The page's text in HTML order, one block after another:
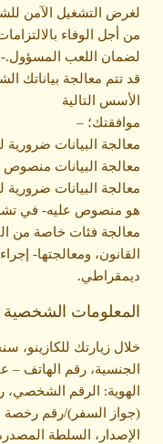
لغرض التشغيل الآمن
من أجل الوفاء
لضمان اللعب المسؤول.-
قد تتم معالجة بياناتك
الأسس التالية
موافقتك؛ –
معالجة البيانات ضرورية
معالجة البيانات منصوص
معالجة البيانات ضرورية
هو منصوص عليه- في
معالجة فئات خاصة من
القانون، ومعالجتها-
ديمقراطي.
المعلومات الشخصية
خلال زيارتك للكازينو،
الجنسية، رقم الهاتف –
الهوية: الرقم الشخصي،
(جواز السفر)/رقم رخصة
الإصدار، السلطة